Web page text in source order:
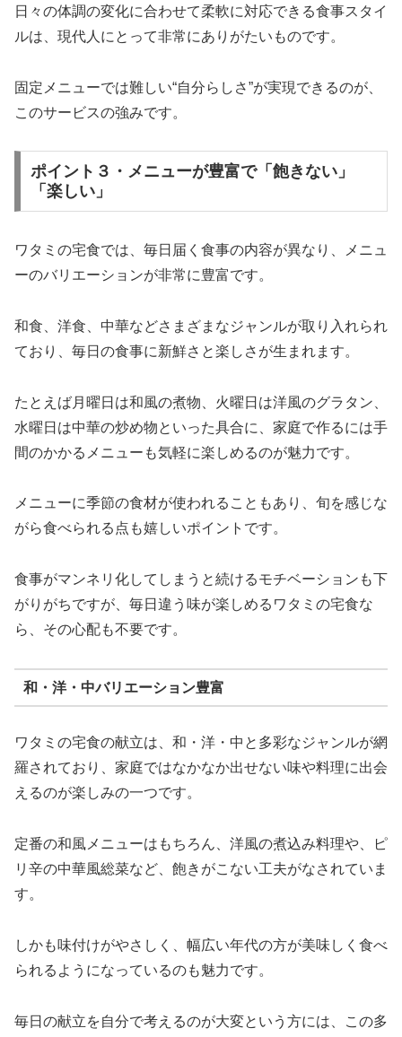
日々の体調の変化に合わせて柔軟に対応できる食事スタイ
ルは、現代人にとって非常にありがたいものです。
固定メニューでは難しい“自分らしさ”が実現できるのが、
このサービスの強みです。
ポイント３・メニューが豊富で「飽きない」
「楽しい」
ワタミの宅食では、毎日届く食事の内容が異なり、メニュ
ーのバリエーションが非常に豊富です。
和食、洋食、中華などさまざまなジャンルが取り入れられ
ており、毎日の食事に新鮮さと楽しさが生まれます。
たとえば月曜日は和風の煮物、火曜日は洋風のグラタン、
水曜日は中華の炒め物といった具合に、家庭で作るには手
間のかかるメニューも気軽に楽しめるのが魅力です。
メニューに季節の食材が使われることもあり、旬を感じな
がら食べられる点も嬉しいポイントです。
食事がマンネリ化してしまうと続けるモチベーションも下
がりがちですが、毎日違う味が楽しめるワタミの宅食な
ら、その心配も不要です。
和・洋・中バリエーション豊富
ワタミの宅食の献立は、和・洋・中と多彩なジャンルが網
羅されており、家庭ではなかなか出せない味や料理に出会
えるのが楽しみの一つです。
定番の和風メニューはもちろん、洋風の煮込み料理や、ピ
リ辛の中華風総菜など、飽きがこない工夫がなされていま
す。
しかも味付けがやさしく、幅広い年代の方が美味しく食べ
られるようになっているのも魅力です。
毎日の献立を自分で考えるのが大変という方には、この多